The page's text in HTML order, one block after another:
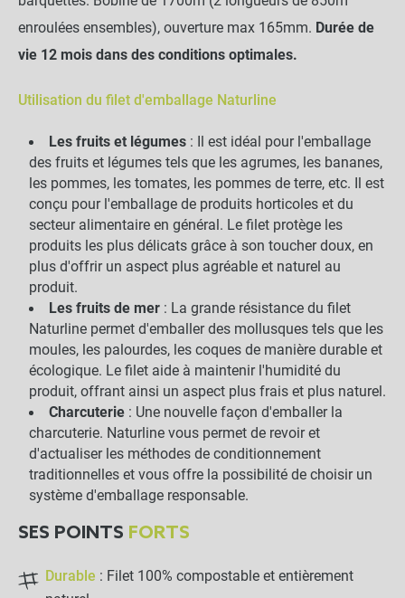
enroulées ensembles), ouverture max 165mm. Durée de
vie 12 mois dans des conditions optimales.
Utilisation du filet d'emballage Naturline
Les fruits et légumes: Il est idéal pour l'emballage
des fruits et légumes tels que les agrumes, les bananes,
les pommes, les tomates, les pommes de terre, etc. Il est
conçu pour l'emballage de produits horticoles et du
secteur alimentaire en général. Le filet protège les
produits les plus délicats grâce à son toucher doux, en
plus d'offrir un aspect plus agréable et naturel au
produit.
Les fruits de mer: La grande résistance du filet
Naturline permet d'emballer des mollusques tels que les
moules, les palourdes, les coques de manière durable et
écologique. Le filet aide à maintenir l'humidité du
produit, offrant ainsi un aspect plus frais et plus naturel.
Charcuterie: Une nouvelle façon d'emballer la
charcuterie. Naturline vous permet de revoir et
d'actualiser les méthodes de conditionnement
traditionnelles et vous offre la possibilité de choisir un
système d'emballage responsable.
SES POINTS FORTS
Durable : Filet 100% compostable et entièrement